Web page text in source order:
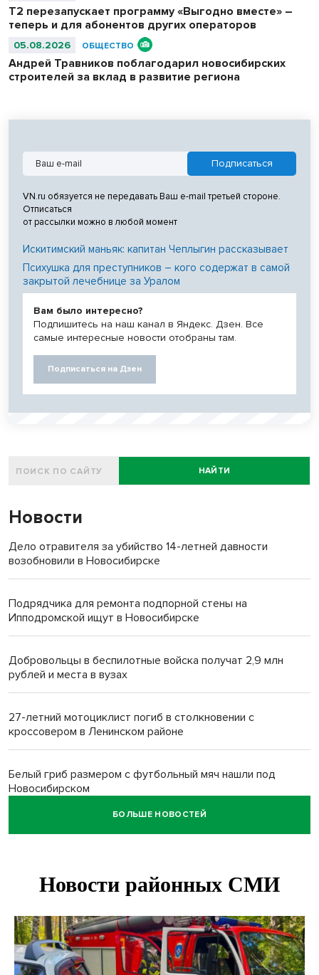
Т2 перезапускает программу «Выгодно вместе» –
теперь и для абонентов других операторов
05.08.2026 ОБЩЕСТВО
Андрей Травников поблагодарил новосибирских
строителей за вклад в развитие региона
VN.ru обязуется не передавать Ваш e-mail третьей стороне.
Отписаться
от рассылки можно в любой момент
Искитимский маньяк: капитан Чеплыгин рассказывает
Психушка для преступников – кого содержат в самой
закрытой лечебнице за Уралом
Вам было интересно?
Подпишитесь на наш канал в Яндекс. Дзен. Все
самые интересные новости отобраны там.
Подписаться на Дзен
НАЙТИ
Новости
Дело отравителя за убийство 14-летней давности
возобновили в Новосибирске
Подрядчика для ремонта подпорной стены на
Ипподромской ищут в Новосибирске
Добровольцы в беспилотные войска получат 2,9 млн
рублей и места в вузах
27-летний мотоциклист погиб в столкновении с
кроссовером в Ленинском районе
Белый гриб размером с футбольный мяч нашли под
Новосибирском
БОЛЬШЕ НОВОСТЕЙ